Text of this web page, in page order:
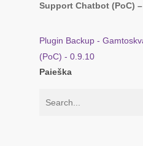
Support Chatbot (PoC)
Plugin Backup -
(PoC) - 0.9.10
Paieška